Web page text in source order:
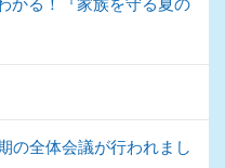
の全体会議が行われまし